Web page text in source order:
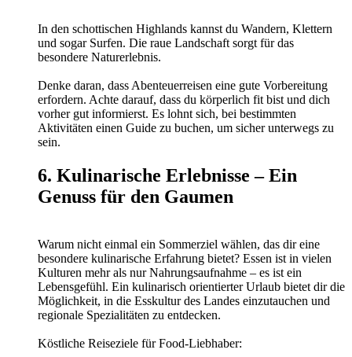
In den schottischen Highlands kannst du Wandern, Klettern
und sogar Surfen. Die raue Landschaft sorgt für das
besondere Naturerlebnis.
Denke daran, dass Abenteuerreisen eine gute Vorbereitung
erfordern. Achte darauf, dass du körperlich fit bist und dich
vorher gut informierst. Es lohnt sich, bei bestimmten
Aktivitäten einen Guide zu buchen, um sicher unterwegs zu
sein.
6. Kulinarische Erlebnisse – Ein
Genuss für den Gaumen
Warum nicht einmal ein Sommerziel wählen, das dir eine
besondere kulinarische Erfahrung bietet? Essen ist in vielen
Kulturen mehr als nur Nahrungsaufnahme – es ist ein
Lebensgefühl. Ein kulinarisch orientierter Urlaub bietet dir die
Möglichkeit, in die Esskultur des Landes einzutauchen und
regionale Spezialitäten zu entdecken.
Köstliche Reiseziele für Food-Liebhaber: